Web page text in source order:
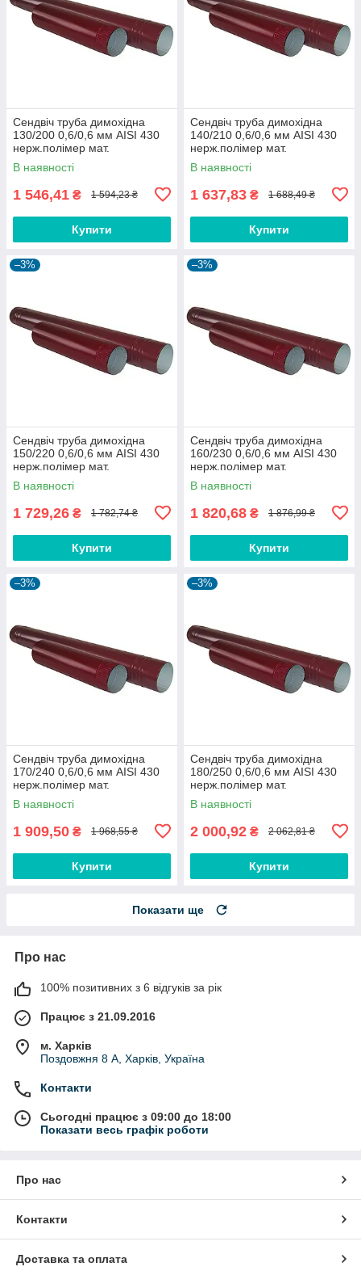
Сендвіч труба димохідна
130/200 0,6/0,6 мм AISI 430
нерж.полімер мат.
В наявності
1 546,41 ₴ 1 594,23 ₴
Купити
Сендвіч труба димохідна
140/210 0,6/0,6 мм AISI 430
нерж.полімер мат.
В наявності
1 637,83 ₴ 1 688,49 ₴
Купити
–3%
Сендвіч труба димохідна
150/220 0,6/0,6 мм AISI 430
нерж.полімер мат.
В наявності
1 729,26 ₴ 1 782,74 ₴
Купити
–3%
Сендвіч труба димохідна
160/230 0,6/0,6 мм AISI 430
нерж.полімер мат.
В наявності
1 820,68 ₴ 1 876,99 ₴
Купити
–3%
Сендвіч труба димохідна
170/240 0,6/0,6 мм AISI 430
нерж.полімер мат.
В наявності
1 909,50 ₴ 1 968,55 ₴
Купити
–3%
Сендвіч труба димохідна
180/250 0,6/0,6 мм AISI 430
нерж.полімер мат.
В наявності
2 000,92 ₴ 2 062,81 ₴
Купити
Показати ще
Про нас
100% позитивних з 6 відгуків за рік
Працює з 21.09.2016
м. Харків
Поздовжня 8 А, Харків, Україна
Контакти
Сьогодні працює з 09:00 до 18:00
Показати весь графік роботи
Про нас
Контакти
Доставка та оплата